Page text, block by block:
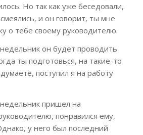
Но так как уже беседовали,
и он говорит, ты мне
о тебе своему руководителю.
он будет проводить
ты подготовься, на такие-то
поступил я на работу
пришел на
понравился ему,
у него был последний